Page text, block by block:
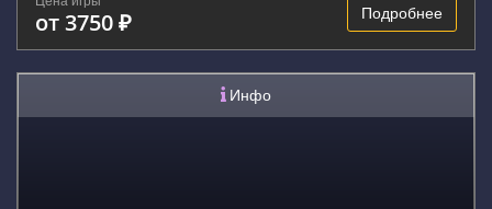
от 3750 ₽ Подробнее
Инфо